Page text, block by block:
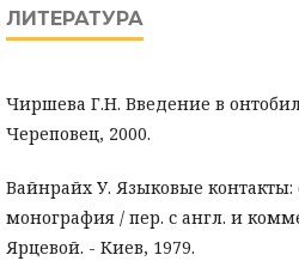
ЛИТЕРАТУРА
Чиршева Г.Н. Введение в
Череповец, 2000.
Вайнрайх У. Языковые
монография / пер. с англ. и
Ярцевой. - Киев, 1979.